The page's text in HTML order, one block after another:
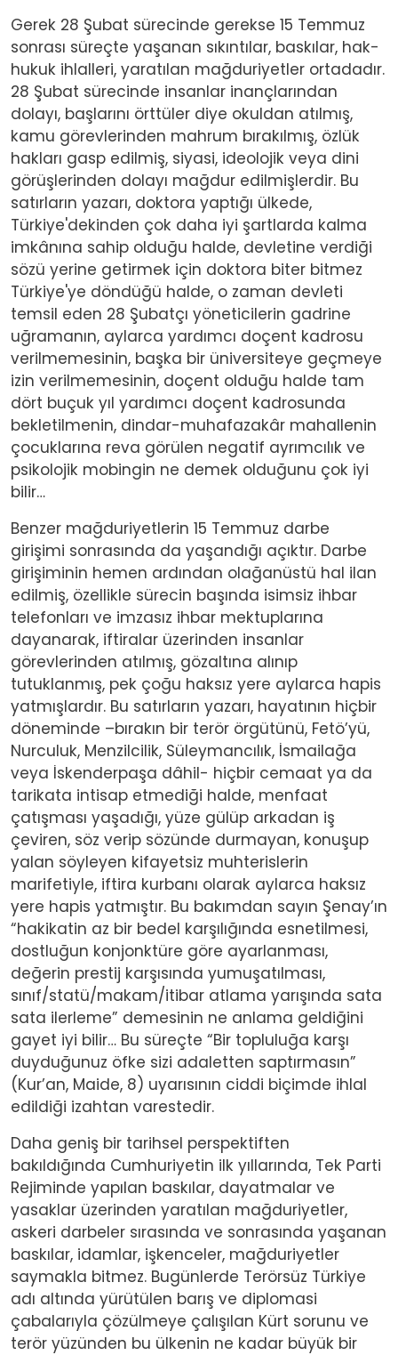
Gerek 28 Şubat sürecinde gerekse 15 Temmuz
sonrası süreçte yaşanan sıkıntılar, baskılar, hak-
hukuk ihlalleri, yaratılan mağduriyetler ortadadır.
28 Şubat sürecinde insanlar inançlarından
dolayı, başlarını örttüler diye okuldan atılmış,
kamu görevlerinden mahrum bırakılmış, özlük
hakları gasp edilmiş, siyasi, ideolojik veya dini
görüşlerinden dolayı mağdur edilmişlerdir. Bu
satırların yazarı, doktora yaptığı ülkede,
Türkiye'dekinden çok daha iyi şartlarda kalma
imkânına sahip olduğu halde, devletine verdiği
sözü yerine getirmek için doktora biter bitmez
Türkiye'ye döndüğü halde, o zaman devleti
temsil eden 28 Şubatçı yöneticilerin gadrine
uğramanın, aylarca yardımcı doçent kadrosu
verilmemesinin, başka bir üniversiteye geçmeye
izin verilmemesinin, doçent olduğu halde tam
dört buçuk yıl yardımcı doçent kadrosunda
bekletilmenin, dindar-muhafazakâr mahallenin
çocuklarına reva görülen negatif ayrımcılık ve
psikolojik mobingin ne demek olduğunu çok iyi
bilir…
Benzer mağduriyetlerin 15 Temmuz darbe
girişimi sonrasında da yaşandığı açıktır. Darbe
girişiminin hemen ardından olağanüstü hal ilan
edilmiş, özellikle sürecin başında isimsiz ihbar
telefonları ve imzasız ihbar mektuplarına
dayanarak, iftiralar üzerinden insanlar
görevlerinden atılmış, gözaltına alınıp
tutuklanmış, pek çoğu haksız yere aylarca hapis
yatmışlardır. Bu satırların yazarı, hayatının hiçbir
döneminde –bırakın bir terör örgütünü, Fetö’yü,
Nurculuk, Menzilcilik, Süleymancılık, İsmailağa
veya İskenderpaşa dâhil- hiçbir cemaat ya da
tarikata intisap etmediği halde, menfaat
çatışması yaşadığı, yüze gülüp arkadan iş
çeviren, söz verip sözünde durmayan, konuşup
yalan söyleyen kifayetsiz muhterislerin
marifetiyle, iftira kurbanı olarak aylarca haksız
yere hapis yatmıştır. Bu bakımdan sayın Şenay’ın
“hakikatin az bir bedel karşılığında esnetilmesi,
dostluğun konjonktüre göre ayarlanması,
değerin prestij karşısında yumuşatılması,
sınıf/statü/makam/itibar atlama yarışında sata
sata ilerleme” demesinin ne anlama geldiğini
gayet iyi bilir… Bu süreçte “Bir topluluğa karşı
duyduğunuz öfke sizi adaletten saptırmasın”
(Kur’an, Maide, 8) uyarısının ciddi biçimde ihlal
edildiği izahtan varestedir.
Daha geniş bir tarihsel perspektiften
bakıldığında Cumhuriyetin ilk yıllarında, Tek Parti
Rejiminde yapılan baskılar, dayatmalar ve
yasaklar üzerinden yaratılan mağduriyetler,
askeri darbeler sırasında ve sonrasında yaşanan
baskılar, idamlar, işkenceler, mağduriyetler
saymakla bitmez. Bugünlerde Terörsüz Türkiye
adı altında yürütülen barış ve diplomasi
çabalarıyla çözülmeye çalışılan Kürt sorunu ve
terör yüzünden bu ülkenin ne kadar büyük bir